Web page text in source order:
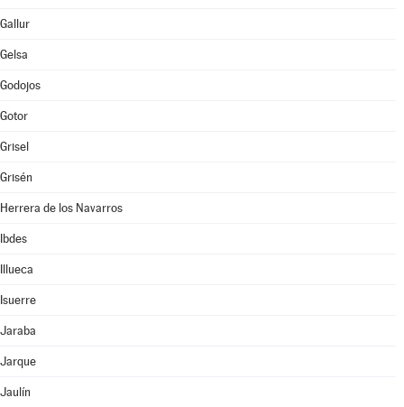
Gallur
Gelsa
Godojos
Gotor
Grisel
Grisén
Herrera de los Navarros
Ibdes
Illueca
Isuerre
Jaraba
Jarque
Jaulín